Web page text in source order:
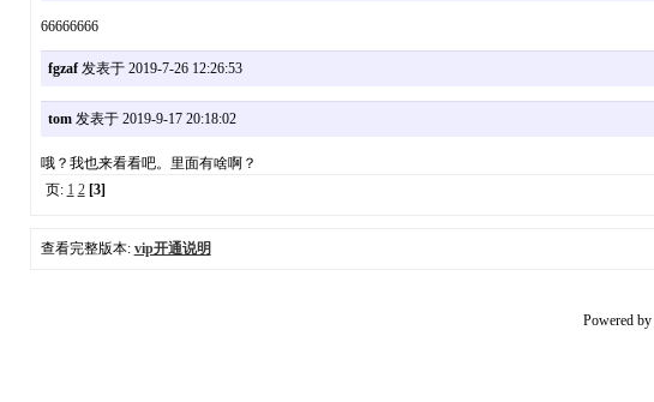
66666666
fgzaf发表于 2019-7-26 12:26:53
tom发表于 2019-9-17 20:18:02
哦？我也来看看吧。里面有啥啊？
页: 1 2 [3]
查看完整版本: vip开通说明
Powered by